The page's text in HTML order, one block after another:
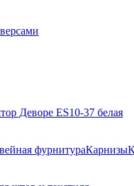
Деворе ES10-37 белая
фурнитураКарнизы